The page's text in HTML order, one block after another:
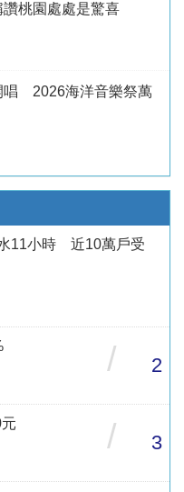
桃園處處是驚喜
唱 2026海洋音樂祭萬
11小時 近10萬戶受
/ 2
/ 3